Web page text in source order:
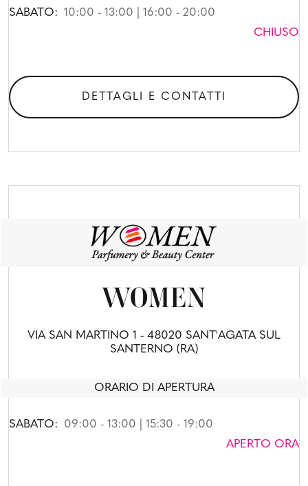
SABATO: 10:00 - 13:00 | 16:00 - 20:00
CHIUSO
DETTAGLI E CONTATTI
WOMEN
VIA SAN MARTINO 1 - 48020 SANT'AGATA SUL
SANTERNO (RA)
ORARIO DI APERTURA
SABATO:
09:00 - 13:00 | 15:30 - 19:00
APERTO ORA